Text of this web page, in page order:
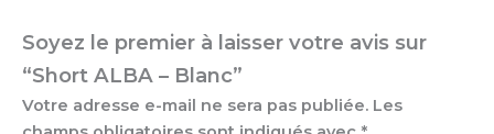
Soyez le premier à laisser votre avis sur
“Short ALBA – Blanc”
Votre adresse e-mail ne sera pas publiée. Les